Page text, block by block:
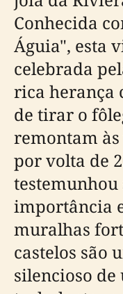
Conhecida
Águia", esta
celebrada
rica herança
de tirar o
remontam
por volta de
testemunhou
importância
muralhas
castelos são
silencioso de